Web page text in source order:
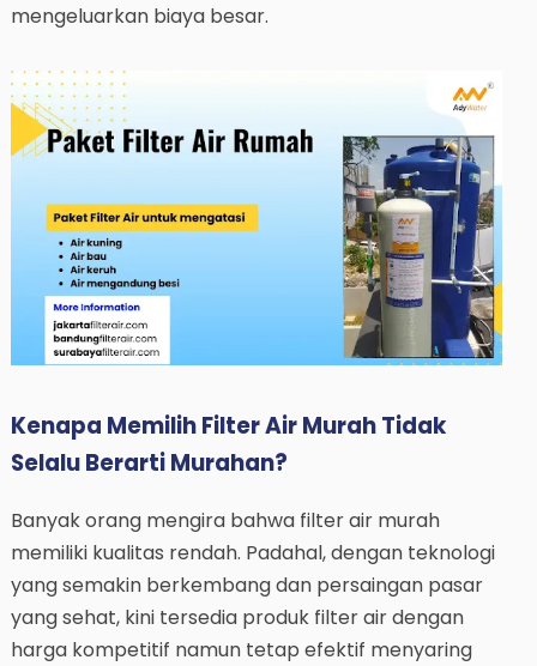
mengeluarkan biaya besar.
Kenapa Memilih Filter Air Murah Tidak
Selalu Berarti Murahan?
Banyak orang mengira bahwa filter air murah
memiliki kualitas rendah. Padahal, dengan teknologi
yang semakin berkembang dan persaingan pasar
yang sehat, kini tersedia produk filter air dengan
harga kompetitif namun tetap efektif menyaring